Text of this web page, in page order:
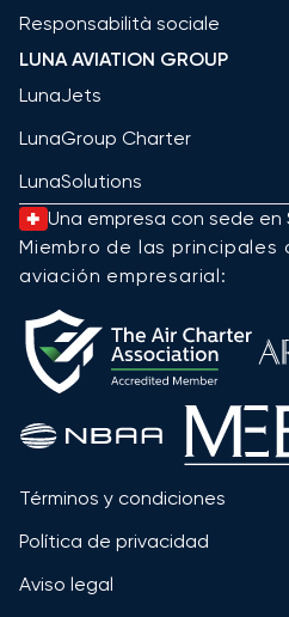
Responsabilità sociale
LUNA AVIATION GROUP
LunaJets
LunaGroup Charter
LunaSolutions
Una empresa con sede en
Miembro de las principales
aviación empresarial:
Términos y condiciones
Política de privacidad
Aviso legal